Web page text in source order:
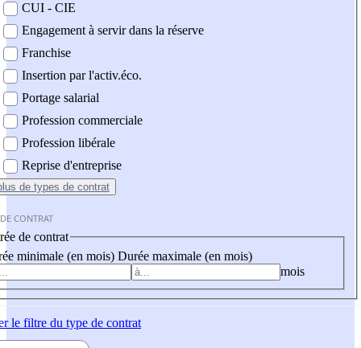
CUI - CIE
Engagement à servir dans la réserve
Franchise
Insertion par l'activ.éco.
Portage salarial
Profession commerciale
Profession libérale
Reprise d'entreprise
de types de contrat
CONTRAT
de contrat
minimale (en mois) Durée maximale (en mois)
mois
le filtre du type de contrat